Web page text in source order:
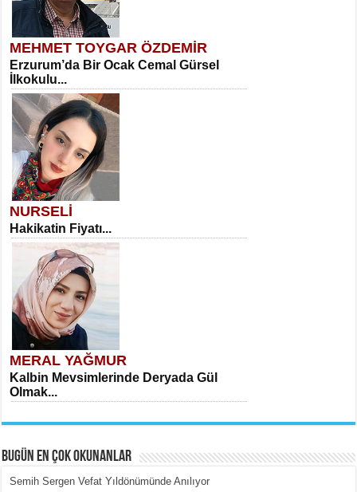
MEHMET TOYGAR ÖZDEMİR
Erzurum’da Bir Ocak Cemal Gürsel
İlkokulu...
NURSELİ
Hakikatin Fiyatı...
MERAL YAĞMUR
Kalbin Mevsimlerinde Deryada Gül
Olmak...
BUGÜN EN ÇOK OKUNANLAR
Semih Sergen Vefat Yıldönümünde Anılıyor